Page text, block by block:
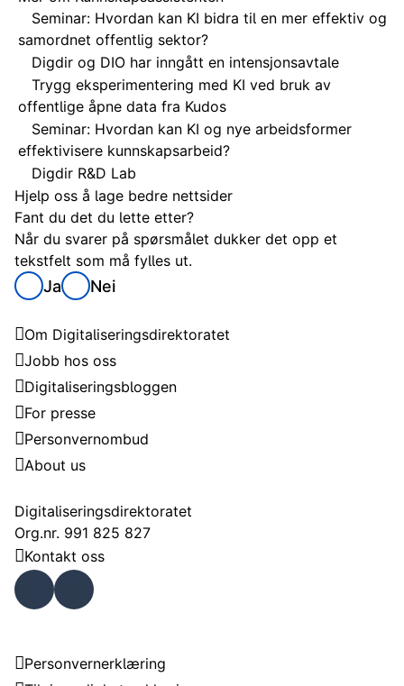
Seminar: Hvordan kan KI bidra til en mer effektiv og
samordnet offentlig sektor?
Digdir og DIO har inngått en intensjonsavtale
Trygg eksperimentering med KI ved bruk av
offentlige åpne data fra Kudos
Seminar: Hvordan kan KI og nye arbeidsformer
effektivisere kunnskapsarbeid?
Digdir R&D Lab
Hjelp oss å lage bedre nettsider
Fant du det du lette etter?
Når du svarer på spørsmålet dukker det opp et
tekstfelt som må fylles ut.
Ja Nei
Om Digitaliseringsdirektoratet
Jobb hos oss
Digitaliseringsbloggen
For presse
Personvernombud
About us
Digitaliseringsdirektoratet
Org.nr. 991 825 827
Kontakt oss
Faceb
Personvernerklæring